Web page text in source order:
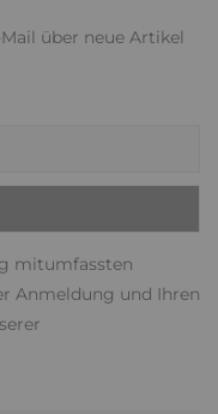
über neue Artikel
mitumfassten
Anmeldung und Ihren